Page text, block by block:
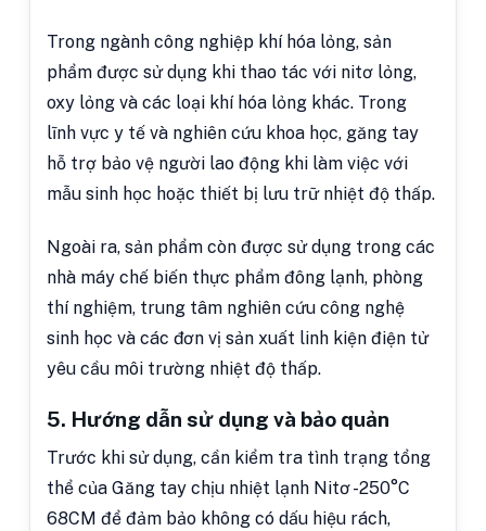
Trong ngành công nghiệp khí hóa lỏng, sản
phẩm được sử dụng khi thao tác với nitơ lỏng,
oxy lỏng và các loại khí hóa lỏng khác. Trong
lĩnh vực y tế và nghiên cứu khoa học, găng tay
hỗ trợ bảo vệ người lao động khi làm việc với
mẫu sinh học hoặc thiết bị lưu trữ nhiệt độ thấp.
Ngoài ra, sản phẩm còn được sử dụng trong các
nhà máy chế biến thực phẩm đông lạnh, phòng
thí nghiệm, trung tâm nghiên cứu công nghệ
sinh học và các đơn vị sản xuất linh kiện điện tử
yêu cầu môi trường nhiệt độ thấp.
5. Hướng dẫn sử dụng và bảo quản
Trước khi sử dụng, cần kiểm tra tình trạng tổng
thể của Găng tay chịu nhiệt lạnh Nitơ -250°C
68CM để đảm bảo không có dấu hiệu rách,